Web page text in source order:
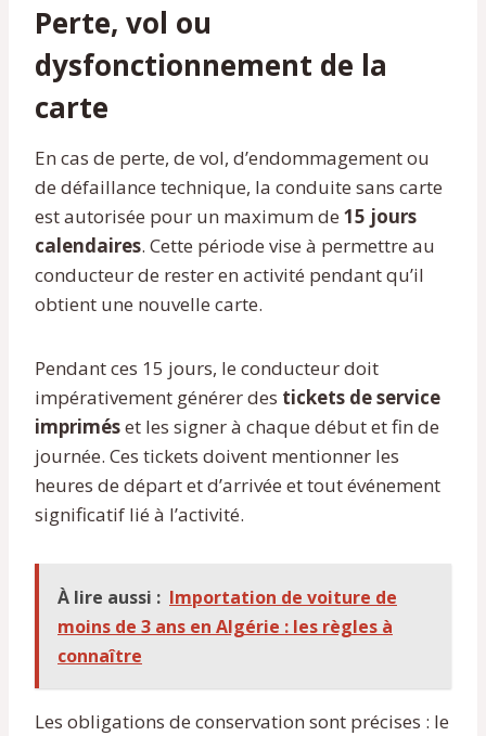
Perte, vol ou
dysfonctionnement de la
carte
En cas de perte, de vol, d’endommagement ou
de défaillance technique, la conduite sans carte
est autorisée pour un maximum de 15 jours
calendaires. Cette période vise à permettre au
conducteur de rester en activité pendant qu’il
obtient une nouvelle carte.
Pendant ces 15 jours, le conducteur doit
impérativement générer des tickets de service
impriméset les signer à chaque début et fin de
journée. Ces tickets doivent mentionner les
heures de départ et d’arrivée et tout événement
significatif lié à l’activité.
À lire aussi : Importation de voiture de
moins de 3 ans en Algérie : les règles à
connaître
Les obligations de conservation sont précises : le